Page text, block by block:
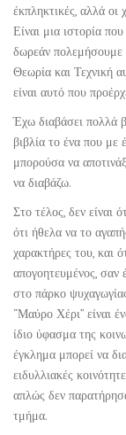
έκπληκτικές, αλλά οι
Είναι μια ιστορία
δωρεάν
Θεωρία και Τεχνική
είναι αυτό που
Έχω διαβάσει πολλά
βιβλία το ένα που με
μπορούσα να
να διαβάζω.
Στο τέλος, δεν είναι
ότι ήθελα να το
χαρακτήρες του, και
απογοητευμένος, σαν
στο πάρκο
“Μαύρο Χέρι” είναι
ίδιο ύφασμα της
έγκλημα μπορεί να
ειδυλλιακές
απλώς δεν
τμήμα.